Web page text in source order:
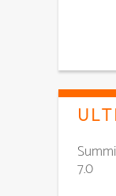
7.0